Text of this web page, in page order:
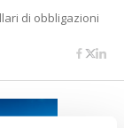
di obbligazioni